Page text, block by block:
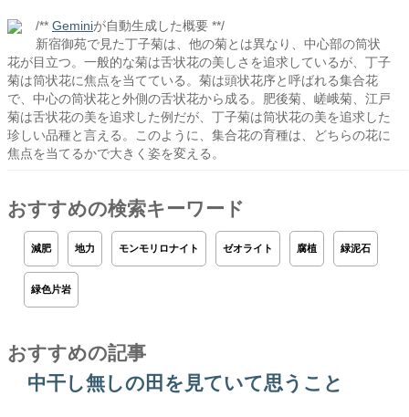
/** Geminiが自動生成した概要 **/
新宿御苑で見た丁子菊は、他の菊とは異なり、中心部の筒状
花が目立つ。一般的な菊は舌状花の美しさを追求しているが、丁子
菊は筒状花に焦点を当てている。菊は頭状花序と呼ばれる集合花
で、中心の筒状花と外側の舌状花から成る。肥後菊、嵯峨菊、江戸
菊は舌状花の美を追求した例だが、丁子菊は筒状花の美を追求した
珍しい品種と言える。このように、集合花の育種は、どちらの花に
焦点を当てるかで大きく姿を変える。
おすすめの検索キーワード
減肥 地力 モンモリロナイト ゼオライト 腐植 緑泥石
緑色片岩
おすすめの記事
中干し無しの田を見ていて思うこと